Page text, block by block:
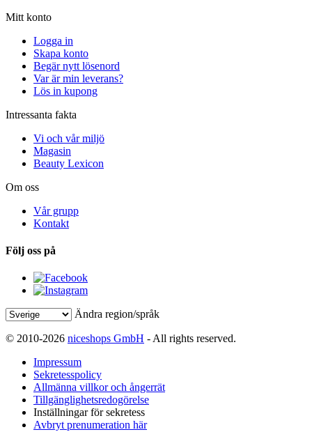
Mitt konto
Logga in
Skapa konto
Begär nytt lösenord
Var är min leverans?
Lös in kupong
Intressanta fakta
Vi och vår miljö
Magasin
Beauty Lexicon
Om oss
Vår grupp
Kontakt
Följ oss på
Ändra region/språk
© 2010-2026 niceshops GmbH - All rights reserved.
Impressum
Sekretesspolicy
Allmänna villkor och ångerrät
Tillgänglighetsredogörelse
Inställningar för sekretess
Avbryt prenumeration här